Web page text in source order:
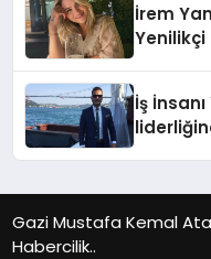
İrem
Yenilikçi
İş
Gazi Mustafa Kemal
Habercilik..